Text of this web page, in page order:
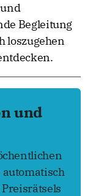
Begleitung
loszugehen
und
automatisch